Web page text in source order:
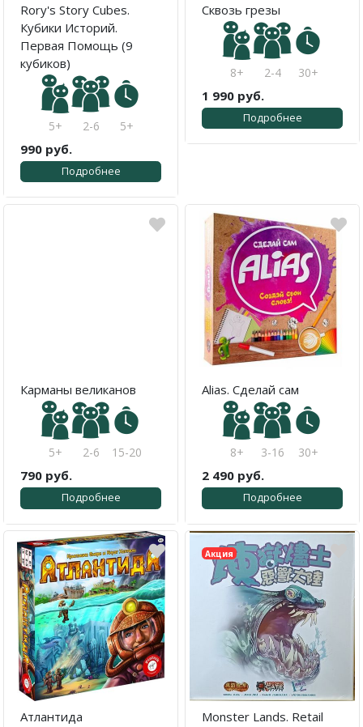
Rory's Story Cubes.
Кубики Историй.
Первая Помощь (9
кубиков)
5+ 2-6 5+
990 руб.
Подробнее
Сквозь грезы
8+ 2-4 30+
1 990 руб.
Подробнее
Карманы великанов
5+ 2-6 15-20
790 руб.
Подробнее
Alias. Сделай сам
8+ 3-16 30+
2 490 руб.
Подробнее
Атлантида
Акция
Monster Lands. Retail